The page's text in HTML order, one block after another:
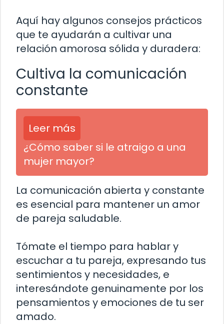
Aquí hay algunos consejos prácticos
que te ayudarán a cultivar una
relación amorosa sólida y duradera:
Cultiva la comunicación
constante
Leer más
¿Cómo saber si le atraigo a una
mujer mayor?
La comunicación abierta y constante
es esencial para mantener un amor
de pareja saludable.
Tómate el tiempo para hablar y
escuchar a tu pareja, expresando tus
sentimientos y necesidades, e
interesándote genuinamente por los
pensamientos y emociones de tu ser
amado.